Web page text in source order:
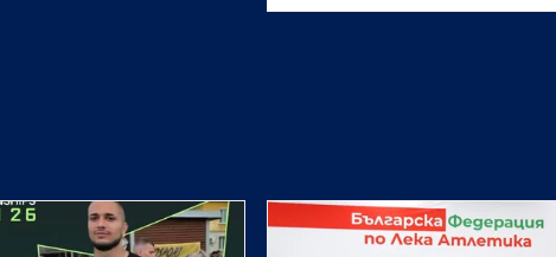
отличен с диплома по време на